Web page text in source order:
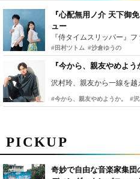
PICKUP
奇妙で自由な音楽家集
『心配無用ノ介 天下御
ュー
#田村ツトム #沙倉ゆうの
『今から、親友やめよ
沢村玲、親友から一線を
#今から、親友やめようか。 #